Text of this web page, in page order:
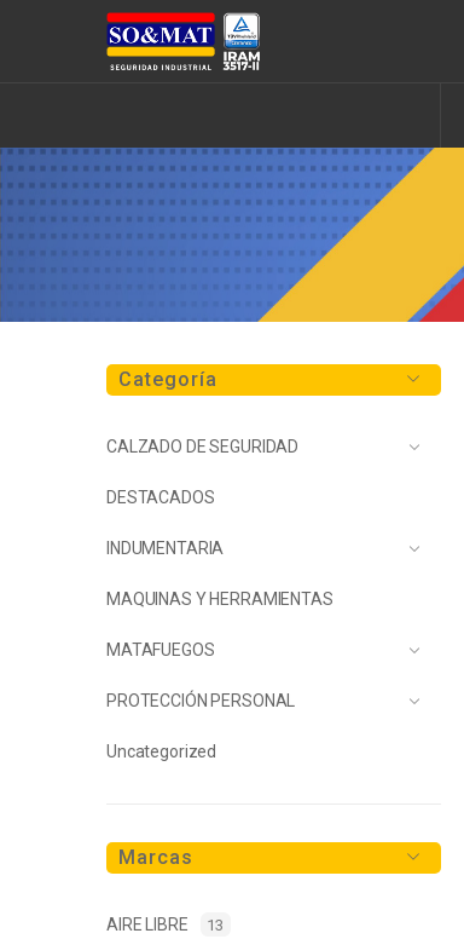
Categoría
CALZADO DE SEGURIDAD
DESTACADOS
INDUMENTARIA
MAQUINAS Y HERRAMIENTAS
MATAFUEGOS
PROTECCIÓN PERSONAL
Uncategorized
Marcas
AIRE LIBRE 13